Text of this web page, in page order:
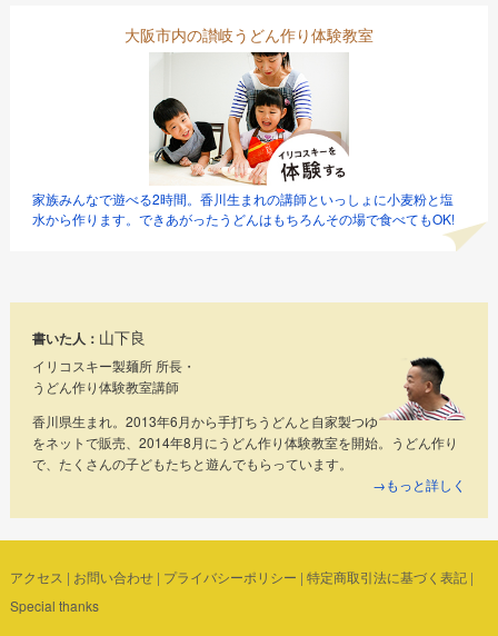
大阪市内の讃岐うどん作り体験教室
家族みんなで遊べる2時間。香川生まれの講師といっしょに小麦粉と塩
水から作ります。できあがったうどんはもちろんその場で食べてもOK!
書いた人： 山下良
イリコスキー製麺所 所長・
うどん作り体験教室講師
香川県生まれ。2013年6月から手打ちうどんと自家製つゆ
をネットで販売、2014年8月にうどん作り体験教室を開始。うどん作り
で、たくさんの子どもたちと遊んでもらっています。
→もっと詳しく
アクセス | お問い合わせ| プライバシーポリシー | 特定商取引法に基づく表記|
Special thanks